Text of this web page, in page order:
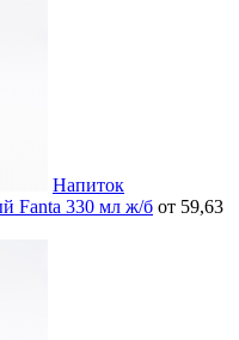
Напиток
Fanta 330 мл ж/б от 59,63